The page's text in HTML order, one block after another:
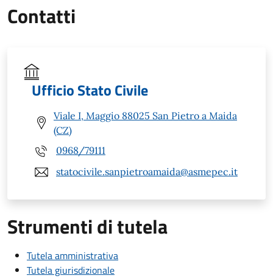
Contatti
Ufficio Stato Civile
Viale I, Maggio 88025 San Pietro a Maida
(CZ)
0968/79111
statocivile.sanpietroamaida@asmepec.it
Strumenti di tutela
Tutela amministrativa
Tutela giurisdizionale